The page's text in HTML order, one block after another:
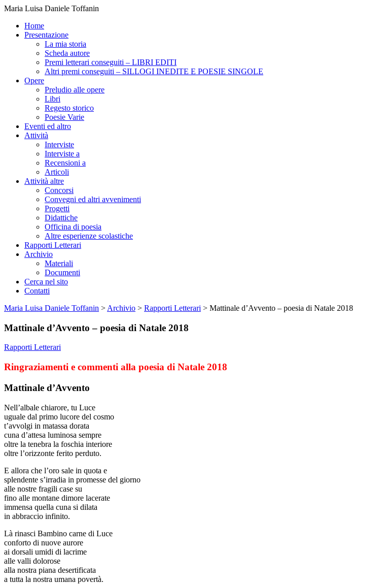
Maria Luisa Daniele Toffanin
Home
Presentazione
La mia storia
Scheda autore
Premi letterari conseguiti – LIBRI EDITI
Altri premi conseguiti – SILLOGI INEDITE E POESIE SINGOLE
Opere
Preludio alle opere
Libri
Regesto storico
Poesie Varie
Eventi ed altro
Attività
Interviste
Interviste a
Recensioni a
Articoli
Attività altre
Concorsi
Convegni ed altri avvenimenti
Progetti
Didattiche
Officina di poesia
Altre esperienze scolastiche
Rapporti Letterari
Archivio
Materiali
Documenti
Cerca nel sito
Contatti
Maria Luisa Daniele Toffanin > Archivio > Rapporti Letterari > Mattinale d’Avvento – poesia di Natale 2018
Mattinale d’Avvento – poesia di Natale 2018
Rapporti Letterari
Ringraziamenti e commenti alla poesia di Natale 2018
Mattinale d’Avvento
Nell’albale chiarore, tu Luce
uguale dal primo lucore del cosmo
t’avvolgi in matassa dorata
cuna d’attesa luminosa sempre
oltre la tenebra la foschia interiore
oltre l’orizzonte ferito perduto.
E allora che l’oro sale in quota e
splendente s’irradia in promesse del giorno
alle nostre fragili case su
fino alle montane dimore lacerate
immensa quella cuna si dilata
in abbraccio infinito.
Là rinasci Bambino carne di Luce
conforto di nuove aurore
ai dorsali umidi di lacrime
alle valli dolorose
alla nostra piana desertificata
a tutta la nostra umana povertà.